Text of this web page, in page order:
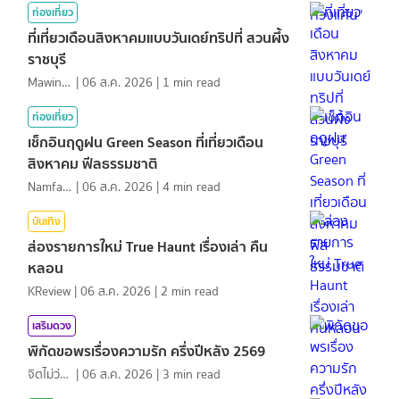
ท่องเที่ยว
ที่เที่ยวเดือนสิงหาคมแบบวันเดย์ทริปที่ สวนผึ้ง
ราชบุรี
MawinMatravel |06 ส.ค. 2026 | 1 min read
ท่องเที่ยว
เช็กอินฤดูฝน Green Season ที่เที่ยวเดือน
สิงหาคม ฟีลธรรมชาติ
NamfahPhupha |06 ส.ค. 2026 |4 min read
บันเทิง
ส่องรายการใหม่ True Haunt เรื่องเล่า คืน
หลอน
KReview |06 ส.ค. 2026 | 2 min read
เสริมดวง
พิกัดขอพรเรื่องความรัก ครึ่งปีหลัง 2569
จิตไม่ว่าง |06 ส.ค. 2026 | 3 min read